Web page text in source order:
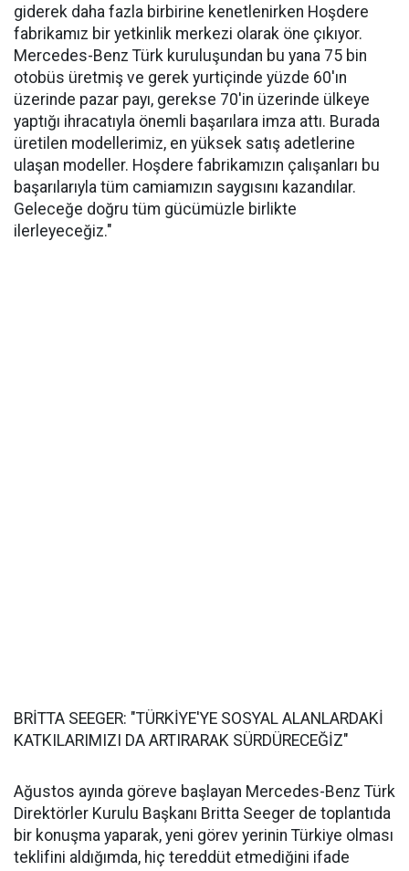
giderek daha fazla birbirine kenetlenirken Hoşdere
fabrikamız bir yetkinlik merkezi olarak öne çıkıyor.
Mercedes-Benz Türk kuruluşundan bu yana 75 bin
otobüs üretmiş ve gerek yurtiçinde yüzde 60'ın
üzerinde pazar payı, gerekse 70'in üzerinde ülkeye
yaptığı ihracatıyla önemli başarılara imza attı. Burada
üretilen modellerimiz, en yüksek satış adetlerine
ulaşan modeller. Hoşdere fabrikamızın çalışanları bu
başarılarıyla tüm camiamızın saygısını kazandılar.
Geleceğe doğru tüm gücümüzle birlikte
ilerleyeceğiz."
BRİTTA SEEGER: "TÜRKİYE'YE SOSYAL ALANLARDAKİ
KATKILARIMIZI DA ARTIRARAK SÜRDÜRECEĞİZ"
Ağustos ayında göreve başlayan Mercedes-Benz Türk
Direktörler Kurulu Başkanı Britta Seeger de toplantıda
bir konuşma yaparak, yeni görev yerinin Türkiye olması
teklifini aldığımda, hiç tereddüt etmediğini ifade